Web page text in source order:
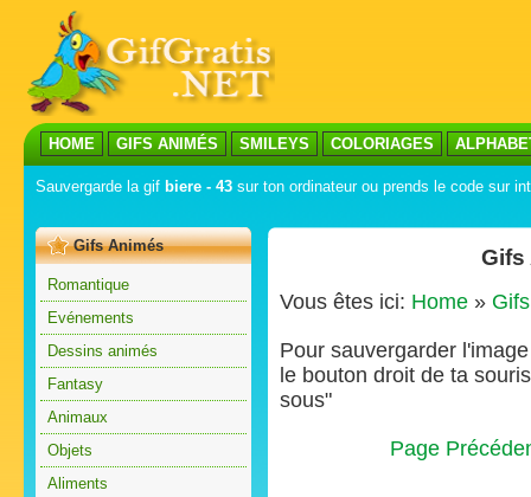
HOME GIFS ANIMÉS SMILEYS COLORIAGES
Sauvergarde la gif biere - 43 sur ton ordinateur ou prends le code sur
Gifs Animés
Romantique
Evénements
Dessins animés
Fantasy
Animaux
Objets
Aliments
Gifs
Vous êtes ici: Home »
Pour sauvergarder
le bouton droit de ta
sous"
Page